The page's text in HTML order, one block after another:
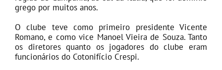
grego por muitos anos.
O clube teve como primeiro presidente Vicente
Romano, e como vice Manoel Vieira de Souza. Tanto
os diretores quanto os jogadores do clube eram
funcionários do Cotonifício Crespi.